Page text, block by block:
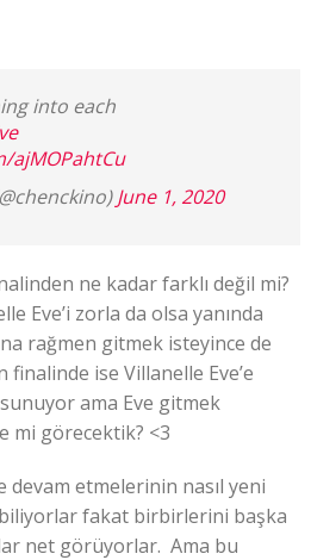
into each
ajMOPahtCu
June 1, 2020
ne kadar farklı değil mi?
Eve’i zorla da olsa yanında
rağmen gitmek isteyince de
ise Villanelle Eve’e
ama Eve gitmek
mi görecektik? <3
devam etmelerinin nasıl yeni
fakat birbirlerini başka
net görüyorlar. Ama bu